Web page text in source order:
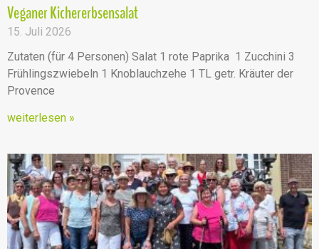
Veganer Kichererbsensalat
15. Juli 2026
Zutaten (für 4 Personen) Salat 1 rote Paprika 1 Zucchini 3
Frühlingszwiebeln 1 Knoblauchzehe 1 TL getr. Kräuter der
Provence
weiterlesen »